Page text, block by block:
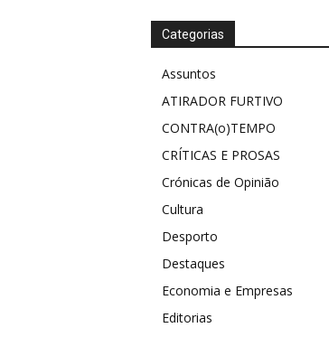
Categorias
Assuntos
ATIRADOR FURTIVO
CONTRA(o)TEMPO
CRÍTICAS E PROSAS
Crónicas de Opinião
Cultura
Desporto
Destaques
Economia e Empresas
Editorias